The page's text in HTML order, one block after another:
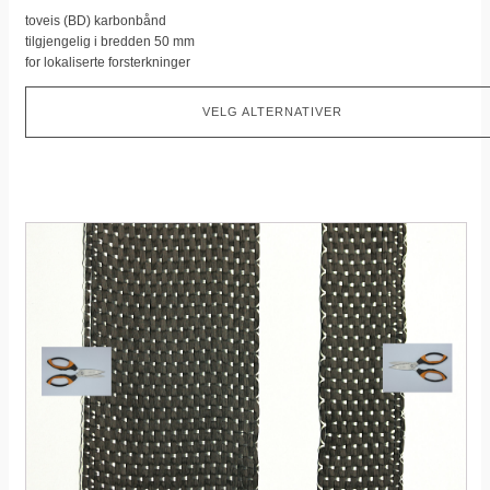
toveis (BD) karbonbånd
tilgjengelig i bredden 50 mm
for lokaliserte forsterkninger
VELG ALTERNATIVER
produktet
varianter.
Dette
alternativet